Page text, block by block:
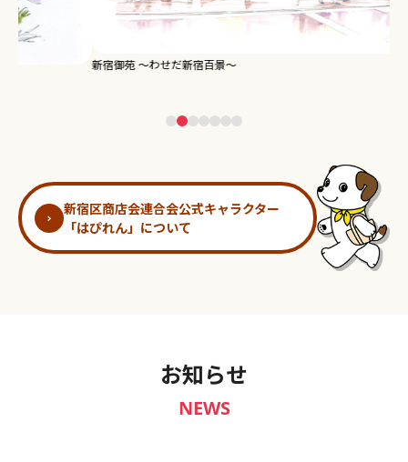
新宿御苑 ～わせだ新宿百景～
新宿区商店会連合会公式キャラクター
「はぴれん」について
お知らせ
NEWS